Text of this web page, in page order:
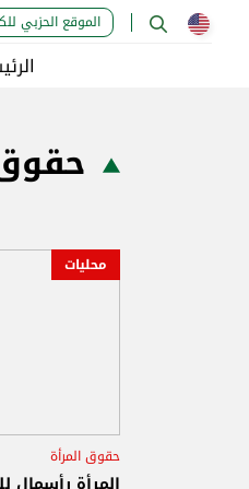
الموقع الحزبي
محليات
حقوق المرأة